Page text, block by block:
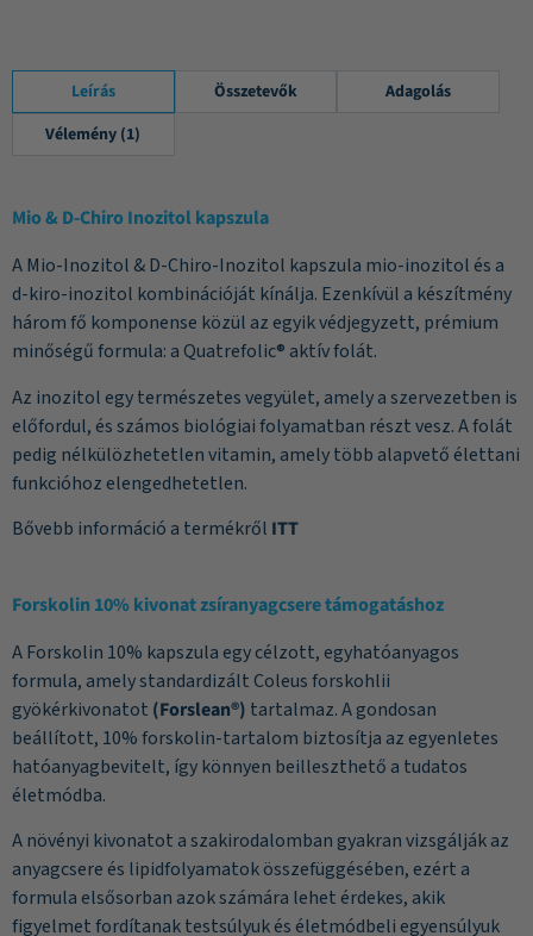
Leírás Összetevők
Adagolás
Vélemény (1)
Mio & D-Chiro Inozitol kapszula
A Mio-Inozitol & D-Chiro-Inozitol kapszula mio-inozitol és a
d-kiro-inozitol kombinációját kínálja. Ezenkívül a készítmény
három fő komponense közül az egyik védjegyzett, prémium
minőségű formula: a Quatrefolic® aktív folát.
Az inozitol egy természetes vegyület, amely a szervezetben is
előfordul, és számos biológiai folyamatban részt vesz. A folát
pedig nélkülözhetetlen vitamin, amely több alapvető élettani
funkcióhoz elengedhetetlen.
Bővebb információ a termékről ITT
Forskolin 10% kivonat zsíranyagcsere támogatáshoz
A Forskolin 10% kapszula egy célzott, egyhatóanyagos
formula, amely standardizált Coleus forskohlii
gyökérkivonatot (Forslean®) tartalmaz. A gondosan
beállított, 10% forskolin-tartalom biztosítja az egyenletes
hatóanyagbevitelt, így könnyen beilleszthető a tudatos
életmódba.
A növényi kivonatot a szakirodalomban gyakran vizsgálják az
anyagcsere és lipidfolyamatok összefüggésében, ezért a
formula elsősorban azok számára lehet érdekes, akik
figyelmet fordítanak testsúlyuk és életmódbeli egyensúlyuk